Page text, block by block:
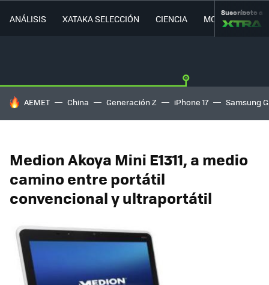
ANÁLISIS XATAKA SELECCIÓN CIENCIA MOVILIDAD
Suscríbete a
HOY SE HABLA DE
AEMET China Generación Z iPhone 17 Samsung
Medion Akoya Mini E1311, a medio
camino entre portátil
convencional y ultraportátil